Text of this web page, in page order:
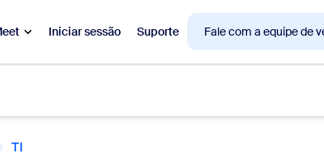
Iniciar sessão Suporte Fale com a equipe de
TI